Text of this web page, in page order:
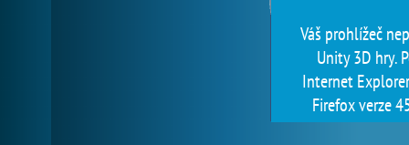
Váš prohlížeč
Unity 3D hry.
Internet
Firefox verze